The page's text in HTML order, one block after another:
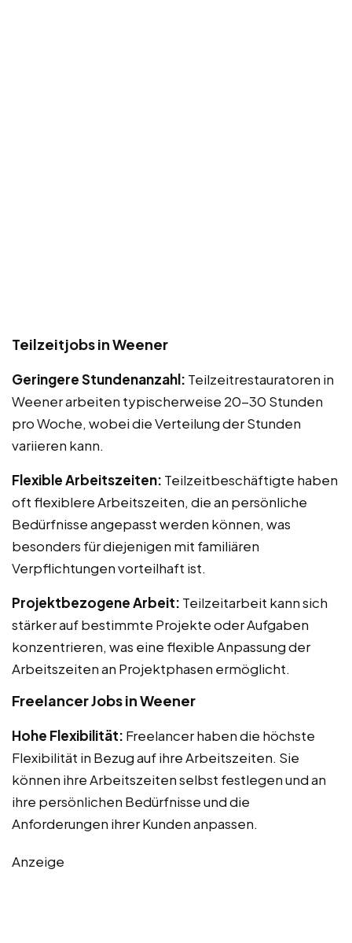
Teilzeitjobs in Weener
Geringere Stundenanzahl: Teilzeitrestauratoren in
Weener arbeiten typischerweise 20-30 Stunden
pro Woche, wobei die Verteilung der Stunden
variieren kann.
Flexible Arbeitszeiten: Teilzeitbeschäftigte haben
oft flexiblere Arbeitszeiten, die an persönliche
Bedürfnisse angepasst werden können, was
besonders für diejenigen mit familiären
Verpflichtungen vorteilhaft ist.
Projektbezogene Arbeit: Teilzeitarbeit kann sich
stärker auf bestimmte Projekte oder Aufgaben
konzentrieren, was eine flexible Anpassung der
Arbeitszeiten an Projektphasen ermöglicht.
Freelancer Jobs in Weener
Hohe Flexibilität: Freelancer haben die höchste
Flexibilität in Bezug auf ihre Arbeitszeiten. Sie
können ihre Arbeitszeiten selbst festlegen und an
ihre persönlichen Bedürfnisse und die
Anforderungen ihrer Kunden anpassen.
Anzeige